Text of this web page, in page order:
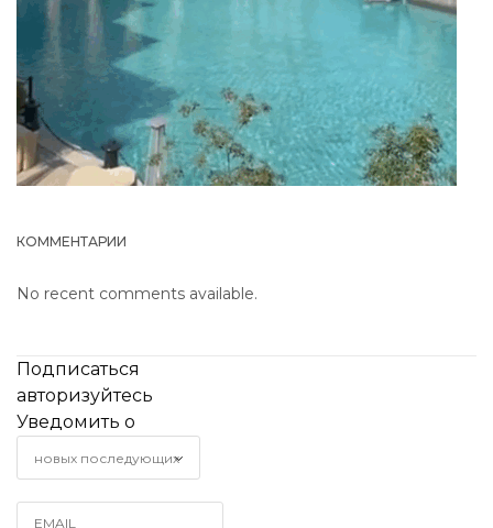
КОММЕНТАРИИ
No recent comments available.
Подписаться
авторизуйтесь
Уведомить о